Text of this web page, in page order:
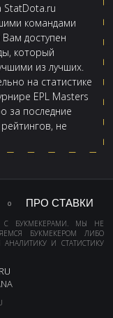
StatDota.ru
командами
доступен
который
из лучших.
на статистике
EPL Masters
за последние
не
ПРО СТАВКИ
С БУКМЕКЕРАМИ. МЫ НЕ
БУКМЕКЕРОМ ЛИБО
АНАЛИТИКУ И СТАТИСТИКУ